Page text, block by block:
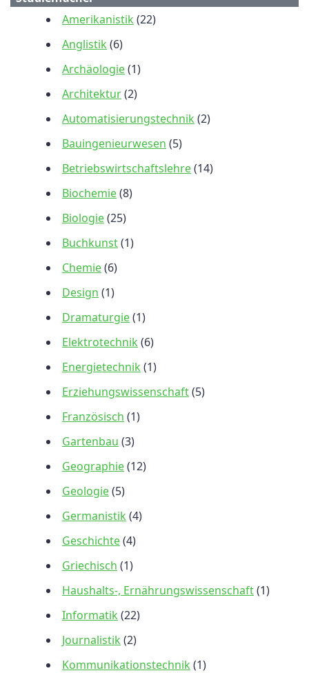
Amerikanistik (22)
Anglistik (6)
Archäologie(1)
Architektur(2)
Automatisierungstechnik (2)
Bauingenieurwesen (5)
Betriebswirtschaftslehre(14)
Biochemie(8)
Biologie(25)
Buchkunst(1)
Chemie(6)
Design (1)
Dramaturgie(1)
Elektrotechnik (6)
Energietechnik (1)
Erziehungswissenschaft(5)
Französisch (1)
Gartenbau (3)
Geographie(12)
Geologie(5)
Germanistik (4)
Geschichte(4)
Griechisch (1)
Haushalts-, Ernährungswissenschaft(1)
Informatik (22)
Journalistik (2)
Kommunikationstechnik (1)